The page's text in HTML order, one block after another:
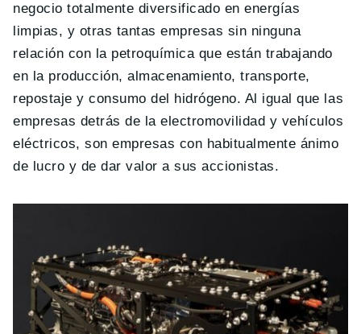
negocio totalmente diversificado en energías
limpias, y otras tantas empresas sin ninguna
relación con la petroquímica que están trabajando
en la producción, almacenamiento, transporte,
repostaje y consumo del hidrógeno. Al igual que las
empresas detrás de la electromovilidad y vehículos
eléctricos, son empresas con habitualmente ánimo
de lucro y de dar valor a sus accionistas.